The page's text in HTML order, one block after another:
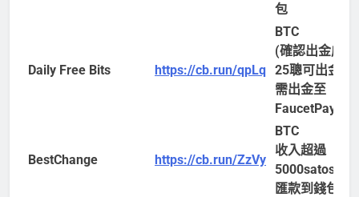
包
Daily Free Bits https://cb.run/qpLq
BTC
(確認出金成功,
25聰可出金，
需出金至
FaucetPay)
BestChange https://cb.run/ZzVy
BTC
收入超過
5000satoshi
匯款到錢包